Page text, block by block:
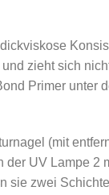
zieht sich
Primer unter
(mit
der UV Lampe 2
sie zwei